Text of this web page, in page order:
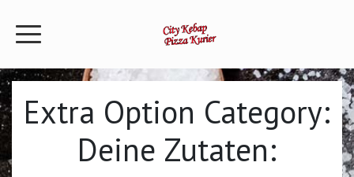
Extra Option Category:
Deine Zutaten: